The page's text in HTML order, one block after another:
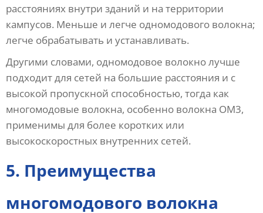
расстояниях внутри зданий и на территории
кампусов. Меньше и легче одномодового волокна;
легче обрабатывать и устанавливать.
Другими словами, одномодовое волокно лучше
подходит для сетей на большие расстояния и с
высокой пропускной способностью, тогда как
многомодовые волокна, особенно волокна OM3,
применимы для более коротких или
высокоскоростных внутренних сетей.
5. Преимущества
многомодового волокна